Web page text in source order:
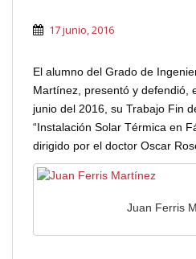
17 junio, 2016
El alumno del Grado de
Martínez, presentó y defendió,
junio del 2016, su Trabajo Fin
“Instalación Solar Térmica en
dirigido por el doctor Oscar
Juan Ferris